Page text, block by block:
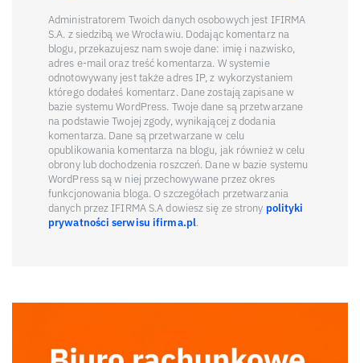
Administratorem Twoich danych osobowych jest IFIRMA
S.A. z siedzibą we Wrocławiu. Dodając komentarz na
blogu, przekazujesz nam swoje dane: imię i nazwisko,
adres e-mail oraz treść komentarza. W systemie
odnotowywany jest także adres IP, z wykorzystaniem
którego dodałeś komentarz. Dane zostają zapisane w
bazie systemu WordPress. Twoje dane są przetwarzane
na podstawie Twojej zgody, wynikającej z dodania
komentarza. Dane są przetwarzane w celu
opublikowania komentarza na blogu, jak również w celu
obrony lub dochodzenia roszczeń. Dane w bazie systemu
WordPress są w niej przechowywane przez okres
funkcjonowania bloga. O szczegółach przetwarzania
danych przez IFIRMA S.A dowiesz się ze strony polityki
prywatności serwisu ifirma.pl.